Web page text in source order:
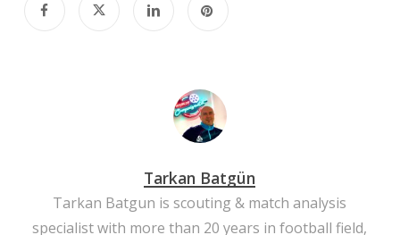
Tarkan Batgün
Tarkan Batgun is scouting & match analysis
specialist with more than 20 years in football field,